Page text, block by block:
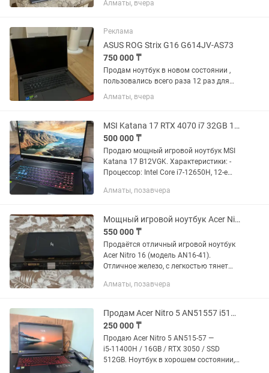
аккуратно, состояние ноутбука
также для работы с тяжелыми
программы ,...
Алматы, вчера
Реклама
ASUS ROG Strix G16 G614JV-AS73
750 000 ₸
Продам ноутбук в новом состоянии ,
пользовались всего раза 12 раз для
просмотра фильма и матчей ( есть
скрины с battery ) . Так же в ноутбуке
игр . Но игры так и...
Алматы, вчера
MSI Katana 17 RTX 4070 i7 32GB 144Hz
500 000 ₸
Продаю мощный игровой ноутбук MSI
Katana 17 B12VGK. Характеристики: -
Процессор: Intel Core i7-12650H, 12-е
RTX 4070 Laptop GPU, 8 GB -
Алматы, позавчера
Мощный игровой ноутбук Acer Nitro 16 (AN16-41) Ryzen 7 / RTX 4050 /
550 000 ₸
Продаётся отличный игровой ноутбук
Acer Nitro 16 (модель AN16-41).
Отличное железо, с легкостью тянет
CS2, Dota 2, GTA V и др.) и подходит для
Алматы, позавчера
Продам Acer Nitro 5 AN51557 i511400H / 16GB / RTX 3050 / SSD 512GB
250 000 ₸
Продаю Acer Nitro 5 AN515‑57 —
i5‑11400H / 16GB / RTX 3050 / SSD
512GB. Ноутбук в хорошем состоянии,